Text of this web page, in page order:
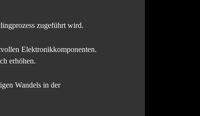
zugeführt wird.
Elektronikkomponenten.
erhöhen.
Wandels in der